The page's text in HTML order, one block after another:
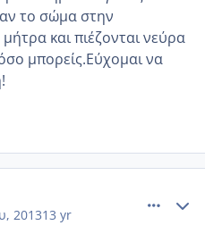
το σώμα στην
και πιέζονται νεύρα
μπορείς.Εύχομαι να
201313 yr